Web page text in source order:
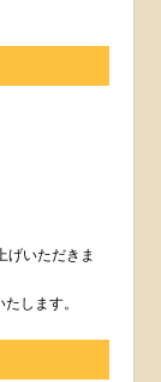
げいただきま
します。